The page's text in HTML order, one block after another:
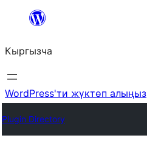
Мазмунга
Кыргызча
WordPress'ти жүктөп алыңыз
Plugin Directory